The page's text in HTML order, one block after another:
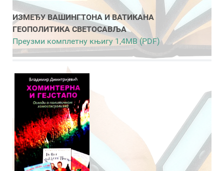
ИЗМЕЂУ ВАШИНГТОНА И ВАТИКАНА
ГЕОПОЛИТИКА СВЕТОСАВЉА
Преузми комплетну књигу 1,4MB (PDF)